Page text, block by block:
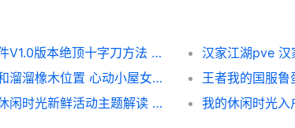
暴走英雄坛游戏软件V1.0版本绝顶十字刀方法 暴走英雄坛游戏攻略
汉家江湖pve
心动小镇今天萤石和溜溜橡木位置 心动小屋女嘉宾
王者我的国服
我的休闲时光我的休闲时光新鲜活动主题解读 我的休闲时光我的花园里花草树木在哪里买